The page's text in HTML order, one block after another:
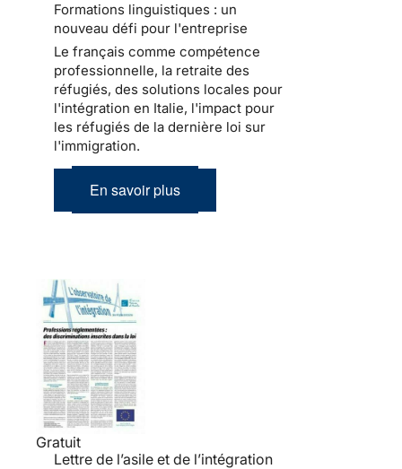
Formations linguistiques : un
nouveau défi pour l'entreprise
Le français comme compétence
professionnelle, la retraite des
réfugiés, des solutions locales pour
l'intégration en Italie, l'impact pour
les réfugiés de la dernière loi sur
l'immigration.
En savoir plus
Gratuit
Lettre de l’asile et de l’intégration